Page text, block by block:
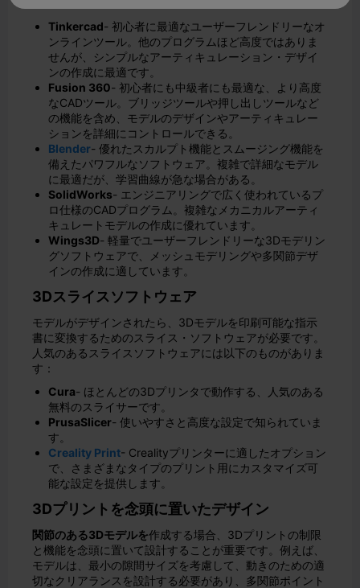
Tinkercad- 初心者に最適なユーザーフレンドリーなオ
ンラインツール。他のプログラムほど高度ではありま
せんが、シンプルなアーティキュレーション・デザイ
ンの作成に最適です。
Fusion 360- 初心者にも中級者にも最適な、より高度
なCADツール。ブリッジツールや押し出しツールなど
の機能を含め、モデルのデザインやアーティキュレー
ションを詳細にコントロールできる。
Blender- 優れたスカルプト機能とスムージング機能を
備えたパワフルなソフトウェア。複雑で詳細なモデル
に最適だが、学習曲線が急な場合がある。
SolidWorks- エンジニアリングで広く使われているプ
ロ仕様のCADプログラム。複雑なメカニカルアーティ
キュレートモデルの作成に優れています。
Wings3D- 軽量でユーザーフレンドリーな3Dモデリン
グソフトウェアで、メッシュモデリングや多関節デザ
インの作成に適しています。
3Dスライスソフトウェア
モデルがデザインされたら、3Dモデルを印刷可能な指示
書に変換するためのスライス・ソフトウェアが必要です。
人気のあるスライスソフトウェアには以下のものがありま
す：
Cura- ほとんどの3Dプリンタで動作する、人気のある
無料のスライサーです。
PrusaSlicer- 使いやすさと高度な設定で知られていま
す。
Creality Print- Crealityプリンターに適したオプション
で、さまざまなタイプのプリント用にカスタマイズ可
能な設定を提供します。
3Dプリントを念頭に置いたデザイン
関節のある3Dモデルを作成する場合、3Dプリントの制限
と機能を念頭に置いて設計することが重要です。例えば、
モデルは、最小の隙間サイズを考慮して、動きのための適
切なクリアランスを設計する必要があり、多関節ポイント